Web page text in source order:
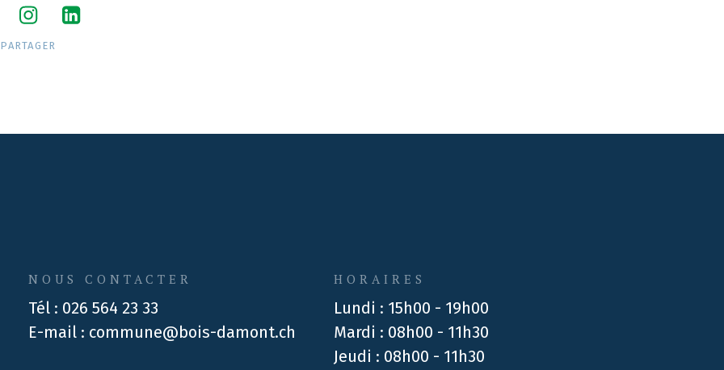
PARTAGER
NOUS CONTACTER
Tél : 026 564 23 33
E-mail : commune@bois-damont.ch
HORAIRES
Lundi : 15h00 - 19h00
Mardi : 08h00 - 11h30
Jeudi : 08h00 - 11h30